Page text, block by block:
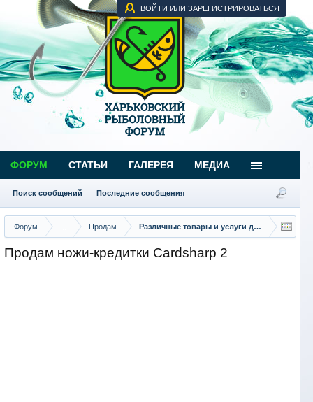
ВОЙТИ ИЛИ ЗАРЕГИСТРИРОВАТЬСЯ
Форум Продам Различные товары и услуги для рыбаков
Продам ножи-кредитки Cardsharp 2
ФОРУМ
Поиск сообщений Последние сообщения
СТАТЬИ ГАЛЕРЕЯ МЕДИА